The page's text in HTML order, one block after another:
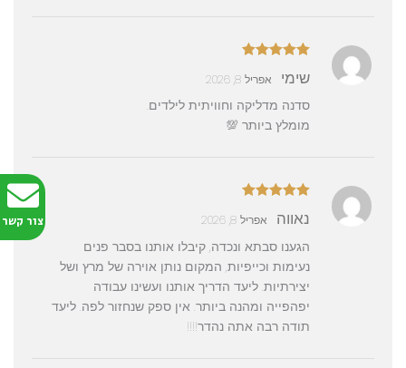
צור קשר
5
שימי אפריל 8, 2026
סדנה מדליקה וחוויתית לילדים.
מומלץ ביותר 💯
5
נאווה אפריל 8, 2026
הגענו סבתא ונכדה, קיבלו אותנו בסבר פנים
נעימות וכייפיות, המקום נותן אוירה של מרץ ושל
יצירתיות. ליעד הדריך אותנו ועשינו עבודה
יפהפייה ומהנה ביותר. אין ספק שנחזור לפה. ליעד
תודה רבה אתה נהדר!!!!